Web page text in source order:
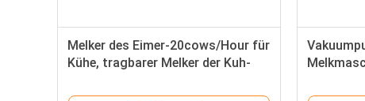
Melker des Eimer-20cows/Hour für
Kühe, tragbarer Melker der Kuh-